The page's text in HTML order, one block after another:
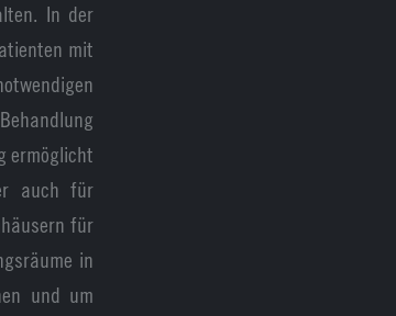
In der
mit
ermöglicht
auch für
für
in
und um